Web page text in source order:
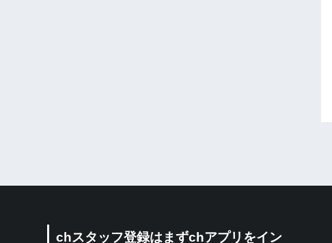
chスタッフ登録はまずchアプリをイン